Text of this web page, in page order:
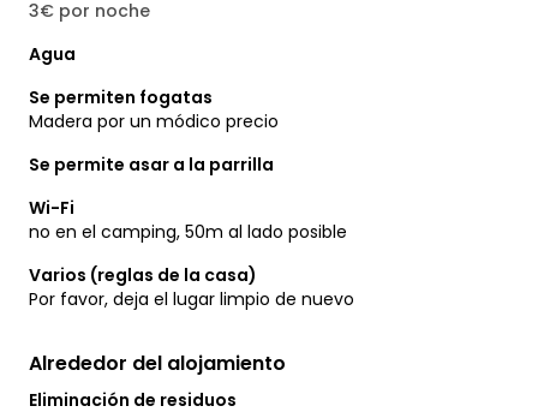
3€ por noche
Agua
Se permiten fogatas
Madera por un módico precio
Se permite asar a la parrilla
Wi-Fi
no en el camping, 50m al lado posible
Varios (reglas de la casa)
Por favor, deja el lugar limpio de nuevo
Alrededor del alojamiento
Eliminación de residuos